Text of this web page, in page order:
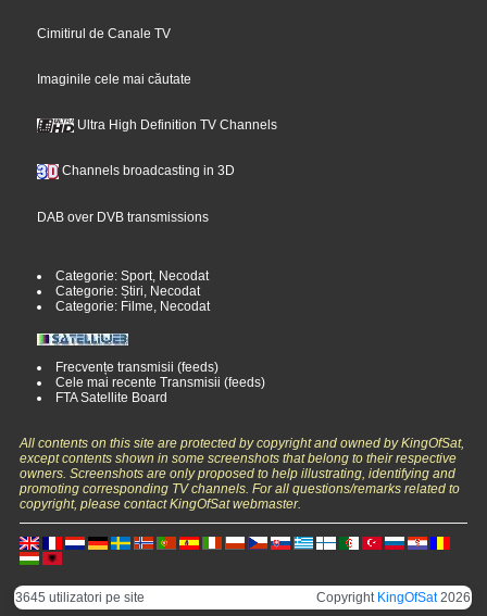
Cimitirul de Canale TV
Imaginile cele mai căutate
Ultra High Definition TV Channels
Channels broadcasting in 3D
DAB over DVB transmissions
Categorie: Sport, Necodat
Categorie: Știri, Necodat
Categorie: Filme, Necodat
Frecvențe transmisii (feeds)
Cele mai recente Transmisii (feeds)
FTA Satellite Board
All contents on this site are protected by copyright and owned by KingOfSat,
except contents shown in some screenshots that belong to their respective
owners. Screenshots are only proposed to help illustrating, identifying and
promoting corresponding TV channels. For all questions/remarks related to
copyright, please contact KingOfSat webmaster.
3645 utilizatori pe site Copyright KingOfSat2026